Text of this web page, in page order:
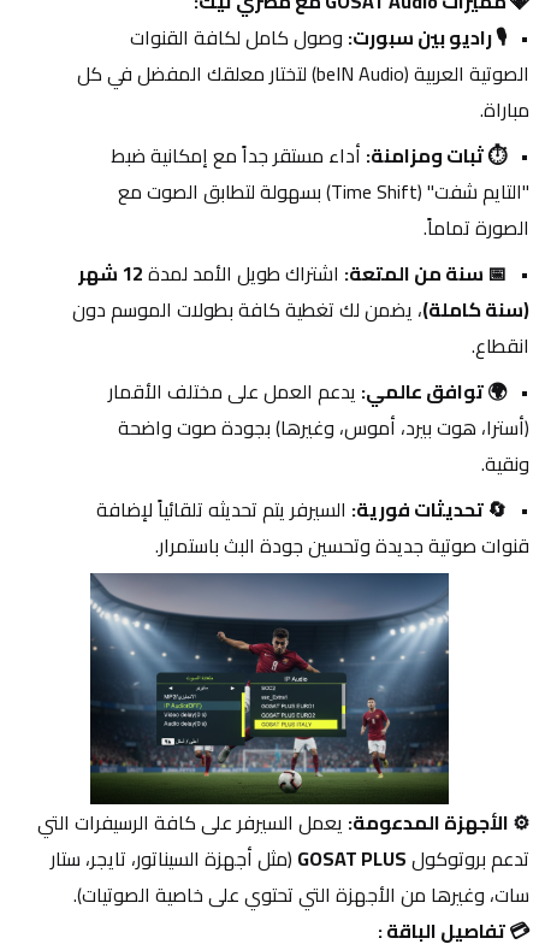
🎙️ راديو بين سبورت:
مباراة.
⏱️ ثبات ومزامنة:
الصورة تماماً.
📅 سنة من المتعة: اشتراك طويل الأمد لمدة
(سنة كاملة)
انقطاع.
🌍 توافق عالمي:
يدعم العمل على مختلف الأقمار
ونقية.
🔄 تحديثات فورية:
قنوات صوتية جديدة وتحسين جودة البث باستمرار.
⚙️ الأجهزة المدعومة:
تدعم بروتوكول GOSAT PLUS
سات، وغيرها من الأجهزة التي تحتوي على خاصية الصوتيات).
💳 تفاصيل الباقة :